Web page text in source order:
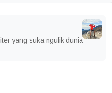
yang suka ngulik dunia